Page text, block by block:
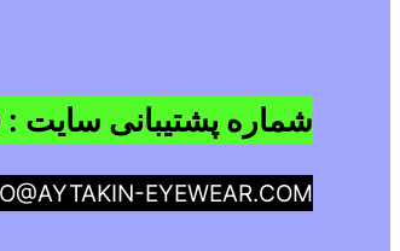
شماره پشتیبانی سایت : 09960454590
EYEWEAR.COM